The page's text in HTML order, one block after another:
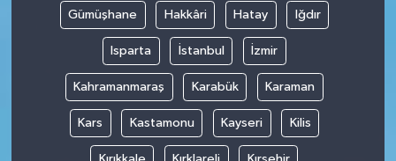
Gümüşhane Hakkâri Hatay Iğdır
Isparta İstanbul İzmir
Kahramanmaraş Karabük Karaman
Kars Kastamonu Kayseri Kilis